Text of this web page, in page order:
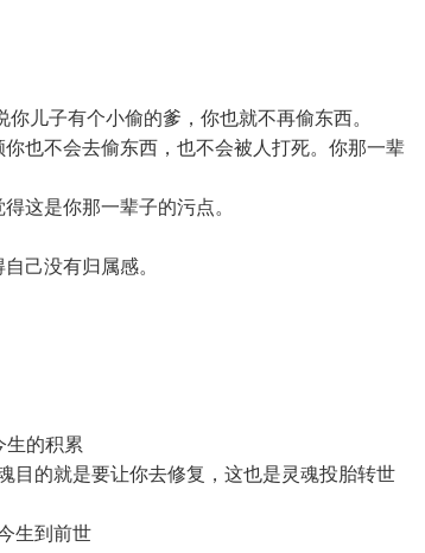
儿子有个小偷的爹，你也就不再偷东西。
也不会去偷东西，也不会被人打死。你那一辈
这是你那一辈子的污点。
己没有归属感。
生的积累
目的就是要让你去修复，这也是灵魂投胎转世
生到前世